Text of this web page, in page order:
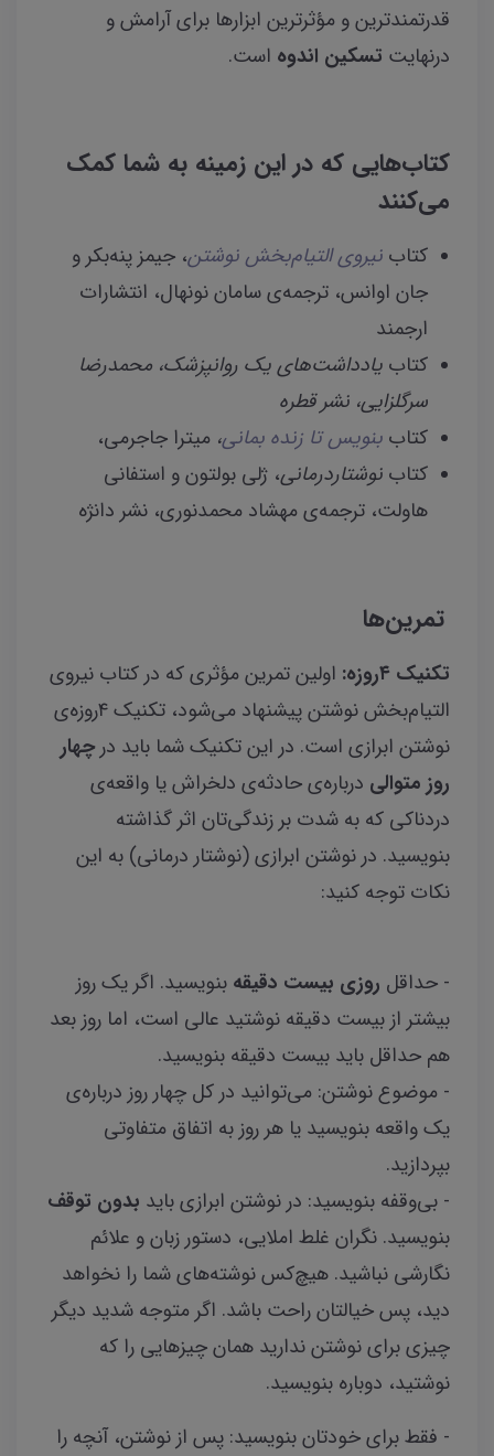
قدرتمندترین و مؤثرترین ابزارها برای آرامش و
درنهایت تسکین اندوه است.
کتاب‌هایی که در این زمینه به شما کمک
می‌کنند
کتاب نیروی التیام‌بخش نوشتن، جیمز پنه‌بکر و
جان اوانس، ترجمه‌ی سامان نونهال، انتشارات
ارجمند
کتاب یادداشت‌های یک روانپزشک، محمدرضا
سرگلزایی، نشر قطره
کتاب بنویس تا زنده بمانی، میترا جاجرمی،
کتاب نوشتاردرمانی، ژلی بولتون و استفانی
هاولت، ترجمه‌ی مهشاد محمدنوری، نشر دانژه
تمرین‌ها
تکنیک ۴روزه:
اولین تمرین مؤثری که در کتاب نیروی
التیام‌بخش نوشتن پیشنهاد می‌شود، تکنیک ۴روزه‌ی
نوشتن ابرازی است. در این تکنیک شما باید در چهار
روز متوالی درباره‌ی حادثه‌ی دلخراش یا واقعه‌ی
دردناکی که به شدت بر زندگی‌تان اثر گذاشته
بنویسید. در نوشتن ابرازی (نوشتار درمانی) به این
نکات توجه کنید:
- حداقل روزی بیست دقیقه بنویسید. اگر یک روز
بیشتر از بیست دقیقه نوشتید عالی است، اما روز بعد
هم حداقل باید بیست دقیقه بنویسید.
- موضوع نوشتن: می‌توانید در کل چهار روز درباره‌ی
یک واقعه بنویسید یا هر روز به اتفاق متفاوتی
بپردازید.
- بی‌وقفه بنویسید: در نوشتن ابرازی باید بدون توقف
بنویسید‌. نگران غلط املایی، دستور زبان و علائم
نگارشی نباشید. هیچ‌کس نوشته‌های شما را نخواهد
دید، پس خیالتان راحت باشد. اگر متوجه شدید دیگر
چیزی برای نوشتن ندارید همان چیزهایی را که
نوشتید، دوباره بنویسید.
- فقط برای خودتان بنویسید: پس از نوشتن، آنچه را